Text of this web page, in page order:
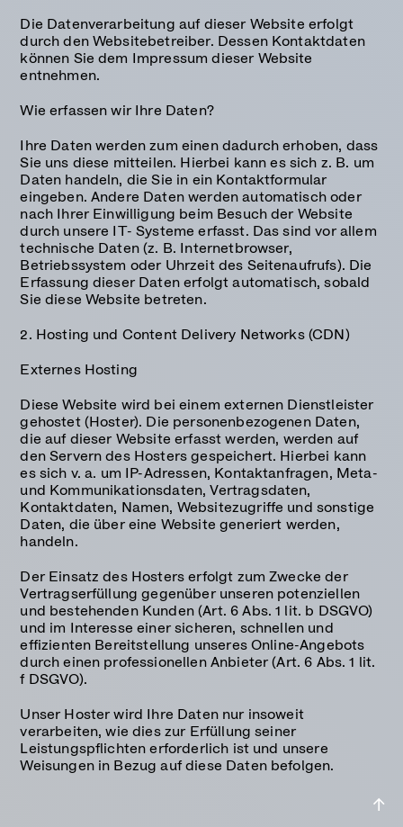
Die Datenverarbeitung auf dieser Website erfolgt
durch den Websitebetreiber. Dessen Kontaktdaten
können Sie dem Impressum dieser Website
entnehmen.
Wie erfassen wir Ihre Daten?
Ihre Daten werden zum einen dadurch erhoben, dass
Sie uns diese mitteilen. Hierbei kann es sich z. B. um
Daten handeln, die Sie in ein Kontaktformular
eingeben. Andere Daten werden automatisch oder
nach Ihrer Einwilligung beim Besuch der Website
durch unsere IT- Systeme erfasst. Das sind vor allem
technische Daten (z. B. Internetbrowser,
Betriebssystem oder Uhrzeit des Seitenaufrufs). Die
Erfassung dieser Daten erfolgt automatisch, sobald
Sie diese Website betreten.
2. Hosting und Content Delivery Networks (CDN)
Externes Hosting
Diese Website wird bei einem externen Dienstleister
gehostet (Hoster). Die personenbezogenen Daten,
die auf dieser Website erfasst werden, werden auf
den Servern des Hosters gespeichert. Hierbei kann
es sich v. a. um IP-Adressen, Kontaktanfragen, Meta-
und Kommunikationsdaten, Vertragsdaten,
Kontaktdaten, Namen, Websitezugriffe und sonstige
Daten, die über eine Website generiert werden,
handeln.
Der Einsatz des Hosters erfolgt zum Zwecke der
Vertragserfüllung gegenüber unseren potenziellen
und bestehenden Kunden (Art. 6 Abs. 1 lit. b DSGVO)
und im Interesse einer sicheren, schnellen und
effizienten Bereitstellung unseres Online-Angebots
durch einen professionellen Anbieter (Art. 6 Abs. 1 lit.
f DSGVO).
Unser Hoster wird Ihre Daten nur insoweit
verarbeiten, wie dies zur Erfüllung seiner
Leistungspflichten erforderlich ist und unsere
Weisungen in Bezug auf diese Daten befolgen.
↑